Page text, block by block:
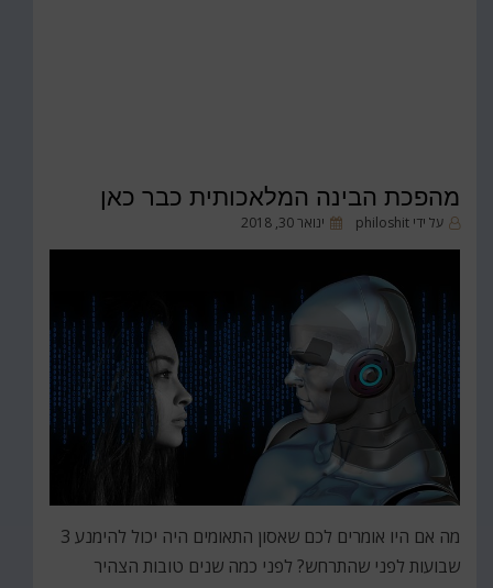
מהפכת הבינה המלאכותית כבר כאן
על ידי philoshit
פורסם
ינואר 30, 2018
מה אם היו אומרים לכם שאסון התאומים היה יכול להימנע 3
שבועות לפני שהתרחש? לפני כמה שנים טובות הצהיר